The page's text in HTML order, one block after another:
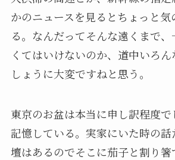
かのニュースを見るとちょっと気
る。なんだってそんな遠くまで
くてはいけないのか、道中いろ
しょうに大変ですねと思う。
東京のお盆は本当に申し訳程度で
記憶している。実家にいた時の
壇はあるのでそこに茄子と割り箸